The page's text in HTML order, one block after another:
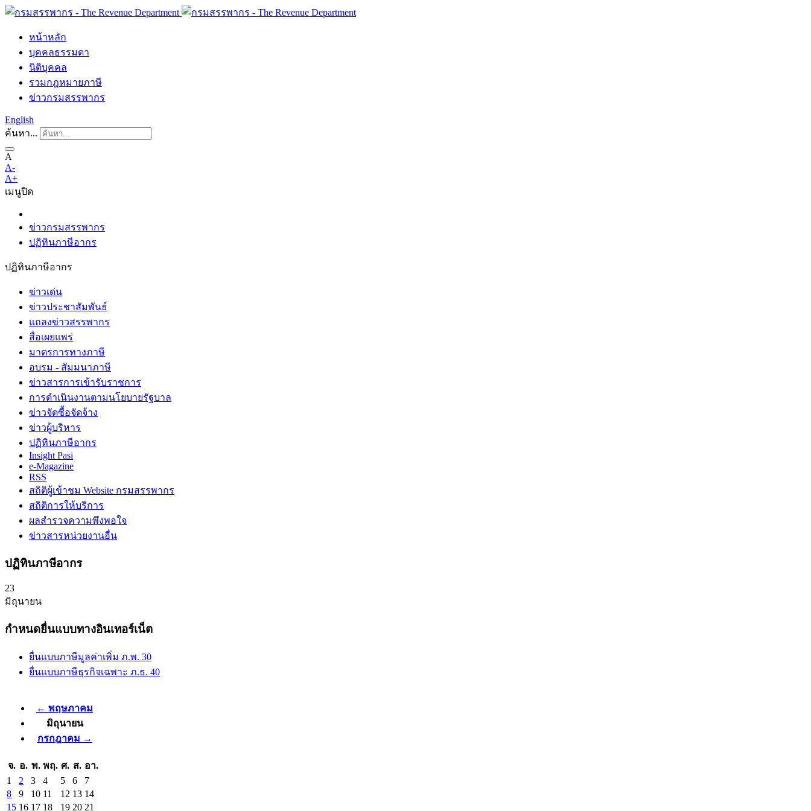
หน้าหลัก
บุคคลธรรมดา
นิติบุคคล
รวมกฎหมายภาษี
ข่าวกรมสรรพากร
English
ค้นหา...
A
A-
A+
เมนูปิด
ข่าวกรมสรรพากร
ปฏิทินภาษีอากร
ปฏิทินภาษีอากร
ข่าวเด่น
ข่าวประชาสัมพันธ์
แถลงข่าวสรรพากร
สื่อเผยแพร่
มาตรการทางภาษี
อบรม - สัมมนาภาษี
ข่าวสารการเข้ารับราชการ
การดำเนินงานตามนโยบายรัฐบาล
ข่าวจัดซื้อจัดจ้าง
ข่าวผู้บริหาร
ปฏิทินภาษีอากร
Insight Pasi
e-Magazine
RSS
สถิติผู้เข้าชม Website กรมสรรพากร
สถิติการให้บริการ
ผลสำรวจความพึงพอใจ
ข่าวสารหน่วยงานอื่น
ปฏิทินภาษีอากร
23
มิถุนายน
กำหนดยื่นแบบทางอินเทอร์เน็ต
ยื่นแบบภาษีมูลค่าเพิ่ม ภ.พ. 30
ยื่นแบบภาษีธุรกิจเฉพาะ ภ.ธ. 40
← พฤษภาคม
มิถุนายน
กรกฎาคม →
จ. อ. พ. พฤ. ศ. ส. อา.
1
2 3 4 5 6
7
8
9 10 11 12 13 14
15 16 17 18 19 20 21